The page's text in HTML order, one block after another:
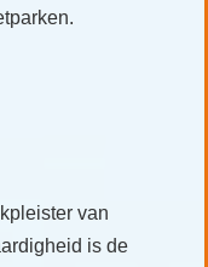
van
is de